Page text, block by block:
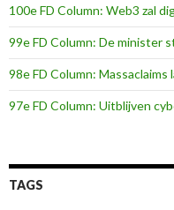
100e FD Column: Web3 zal
99e FD Column: De minister
98e FD Column:
97e FD Column: Uitblijven
TAGS